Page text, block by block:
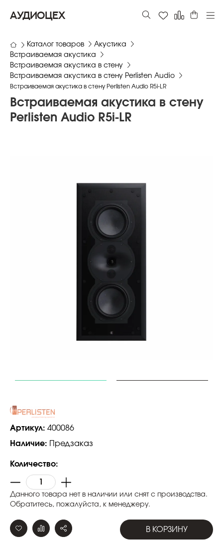
АУДИОЦЕХ
Каталог товаров
Акустика
Встраиваемая акустика
Встраиваемая акустика в стену
Встраиваемая акустика в стену Perlisten Audio
Встраиваемая акустика в стену Perlisten Audio R5i-LR
Встраиваемая акустика в стену
Perlisten Audio R5i-LR
Артикул: 400086
Наличие:
Предзаказ
Количество:
Данного товара нет в наличии или снят с производства.
Обратитесь, пожалуйста, к менеджеру.
В КОРЗИНУ